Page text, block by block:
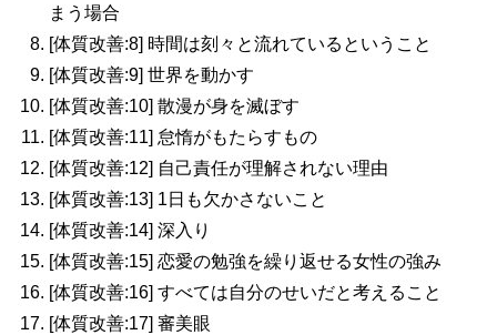
まう場合
[体質改善:8] 時間は刻々と流れているということ
[体質改善:9] 世界を動かす
[体質改善:10] 散漫が身を滅ぼす
[体質改善:11] 怠惰がもたらすもの
[体質改善:12] 自己責任が理解されない理由
[体質改善:13] 1日も欠かさないこと
[体質改善:14] 深入り
[体質改善:15] 恋愛の勉強を繰り返せる女性の強み
[体質改善:16] すべては自分のせいだと考えること
[体質改善:17] 審美眼